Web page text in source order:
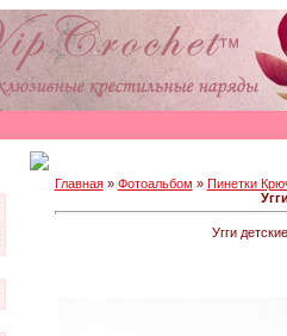
Главная» Фотоальбом » Пинетки
Угги